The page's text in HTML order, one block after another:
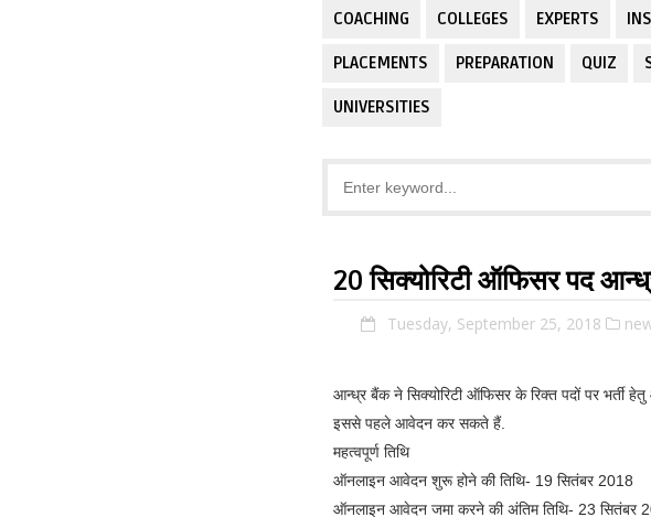
COACHING COLLEGES EXPERTS
PLACEMENTS PREPARATION QUIZ
UNIVERSITIES
20 सिक्योरिटी ऑफिसर पद
Tuesday, September 25, 2018
आन्ध्र बैंक ने सिक्योरिटी ऑफिसर के रिक्त पदों पर भर्ती
इससे पहले आवेदन कर सकते हैं.
महत्वपूर्ण तिथि
ऑनलाइन आवेदन शुरू होने की तिथि- 19 सितंबर 2018
ऑनलाइन आवेदन जमा करने की अंतिम तिथि- 23 सितंबर